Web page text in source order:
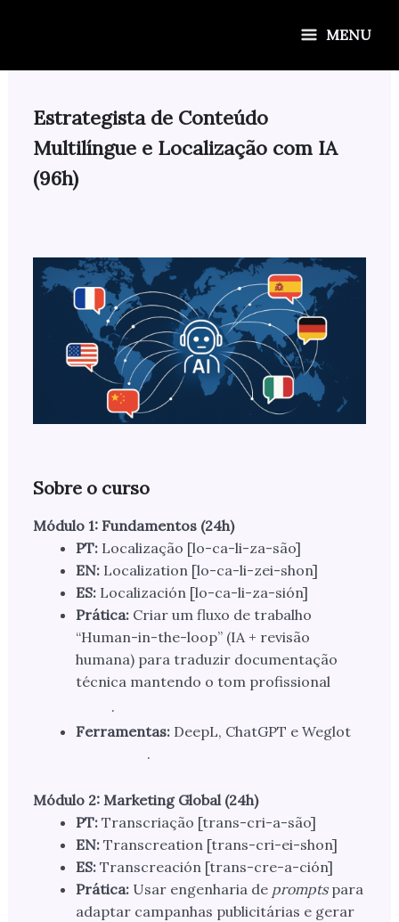
MENU
Estrategista de Conteúdo
Multilíngue e Localização com IA
(96h)
Sobre o curso
Módulo 1: Fundamentos (24h)
PT:Localização [lo-ca-li-za-são]
EN:Localization [lo-ca-li-zei-shon]
ES:Localización [lo-ca-li-za-sión]
Prática:Criar um fluxo de trabalho
“Human-in-the-loop” (IA + revisão
humana) para traduzir documentação
técnica mantendo o tom profissional
.
Ferramentas:DeepL, ChatGPT e Weglot
.
Módulo 2: Marketing Global (24h)
PT:Transcriação [trans-cri-a-são]
EN:Transcreation [trans-cri-ei-shon]
ES:Transcreación [trans-cre-a-ción]
Prática:Usar engenharia de promptspara
adaptar campanhas publicitárias e gerar